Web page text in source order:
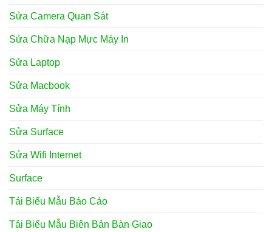
Sửa Camera Quan Sát
Sửa Chữa Nạp Mực Máy In
Sửa Laptop
Sửa Macbook
Sửa Máy Tính
Sửa Surface
Sửa Wifi Internet
Surface
Tải Biểu Mẫu Báo Cáo
Tải Biểu Mẫu Biên Bản Bàn Giao